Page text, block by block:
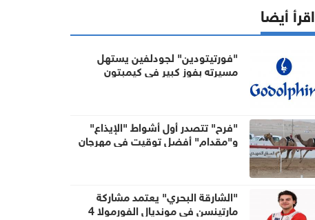
اقرأ أيضا
"فورتيتودين" لجودلفين يستهل
مسيرته بفوز كبير في كيمبتون
"فرح" تتصدر أول أشواط "الإيذاع"
و"مقدام" أفضل توقيت في مهرجان
"الشارقة البحري" يعتمد مشاركة
مارتينسن في مونديال الفورمولا 4